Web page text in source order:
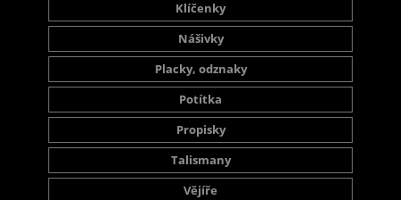
Klíčenky
Nášivky
Placky, odznaky
Potítka
Propisky
Talismany
Vějíře